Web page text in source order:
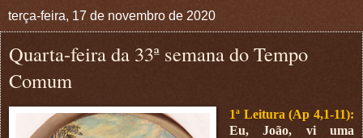
terça-feira, 17 de novembro de 2020
Quarta-feira da 33ª semana do Tempo
Comum
1ª Leitura (Ap 4,1-11):
Eu, João, vi uma